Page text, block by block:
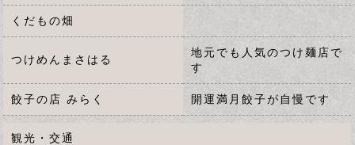
くだもの畑
つけめんまさはる
地元でも人気のつけ麺店で
す
餃子の店 みらく 開運満月餃子が自慢です
観光・交通